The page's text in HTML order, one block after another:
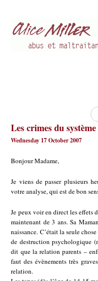
Les crimes du
Wednesday 17 October 2007
Bonjour Madame,
Je viens de passer plusieurs
votre analyse, qui est de bon
Je peux voir en direct les effets
maintenant de 3 ans. Sa
naissance. C’était la seule
de destruction psychologique
dit que la relation parents –
faut des évènements très
relation.